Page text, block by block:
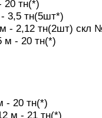
20 тн(*)
3,5 тн(5шт*)
- 2,12 тн(2шт) скл
м - 20 тн(*)
- 20 тн(*)
м - 21 тн(*)